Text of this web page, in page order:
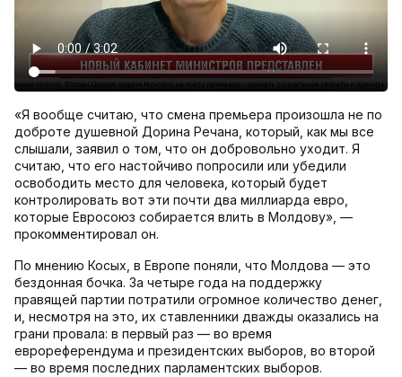
«Я вообще считаю, что смена премьера произошла не по
доброте душевной Дорина Речана, который, как мы все
слышали, заявил о том, что он добровольно уходит. Я
считаю, что его настойчиво попросили или убедили
освободить место для человека, который будет
контролировать вот эти почти два миллиарда евро,
которые Евросоюз собирается влить в Молдову», —
прокомментировал он.
По мнению Косых, в Европе поняли, что Молдова — это
бездонная бочка. За четыре года на поддержку
правящей партии потратили огромное количество денег,
и, несмотря на это, их ставленники дважды оказались на
грани провала: в первый раз — во время
еврореферендума и президентских выборов, во второй
— во время последних парламентских выборов.